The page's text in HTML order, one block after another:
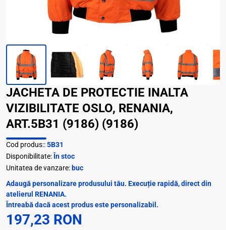
JACHETA DE PROTECTIE INALTA
VIZIBILITATE OSLO, RENANIA,
ART.5B31 (9186) (9186)
Cod produs::5B31
Disponibilitate: În stoc
Unitatea de vanzare: buc
Adaugă personalizare produsului tău. Execuție rapidă, direct din
atelierul RENANIA.
Întreabă dacă acest produs este personalizabil.
197,23 RON